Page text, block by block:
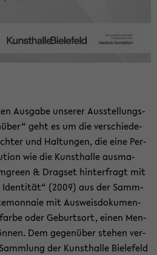
Aus­ga­be un­se­rer Aus­stel­lungs­
geht es um die ver­schie­de­
und Hal­tun­gen, die eine Per­
wie die Kunst­hal­le aus­ma­
& Drags­et hin­ter­fragt mit
Iden­ti­tät“ (2009) aus der Samm­
mit Aus­weis­do­ku­men­
oder Ge­burts­ort, einen Men­
Dem ge­gen­über ste­hen ver­
der Kunst­hal­le Bie­le­feld